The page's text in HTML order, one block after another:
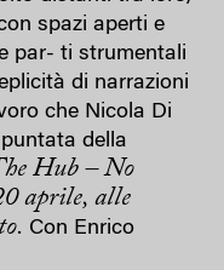
spazi aperti e
par- ti strumentali
di narrazioni
che Nicola Di
della
Hub – No
aprile, alle
Con Enrico